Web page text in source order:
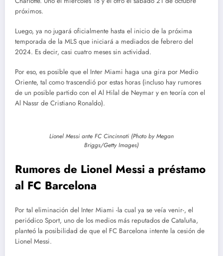
próximos.
Luego, ya no jugará oficialmente hasta el inicio de la próxima
temporada de la MLS que iniciará a mediados de febrero del
2024. Es decir, casi cuatro meses sin actividad.
Por eso, es posible que el Inter Miami haga una gira por Medio
Oriente, tal como trascendió por estas horas (incluso hay rumores
de un posible partido con el Al Hilal de Neymar y en teoría con el
Al Nassr de Cristiano Ronaldo).
Lionel Messi ante FC Cincinnati (Photo by Megan
Briggs/Getty Images)
Rumores de Lionel Messi a préstamo
al FC Barcelona
Por tal eliminación del Inter Miami -la cual ya se veía venir-, el
periódico Sport, uno de los medios más reputados de Cataluña,
planteó la posibilidad de que el FC Barcelona intente la cesión de
Lionel Messi.